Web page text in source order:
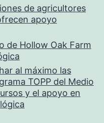
de agricultores
apoyo
de Hollow Oak Farm
al máximo las
TOPP del Medio
y el apoyo en